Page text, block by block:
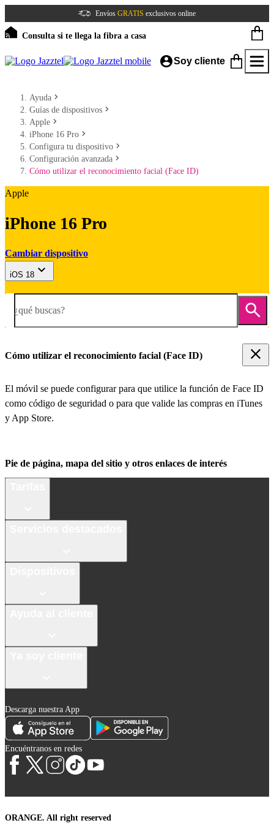
Envíos GRATIS exclusivos online
Consulta si te llega la fibra a casa
Soy cliente
Ayuda
Guías de dispositivos
Apple
iPhone 16 Pro
Configura tu dispositivo
Configuración avanzada
Cómo utilizar el reconocimiento facial (Face ID)
Apple
iPhone 16 Pro
Cambiar dispositivo
iOS 18
¿qué buscas?
Cómo utilizar el reconocimiento facial (Face ID)
El móvil se puede configurar para que utilice la función de Face ID
como código de seguridad o para que valide las compras en iTunes
y App Store.
Pie de página, mapa del sitio y otros enlaces de interés
Descarga nuestra App
Encuéntranos en redes
ORANGE. All right reserved